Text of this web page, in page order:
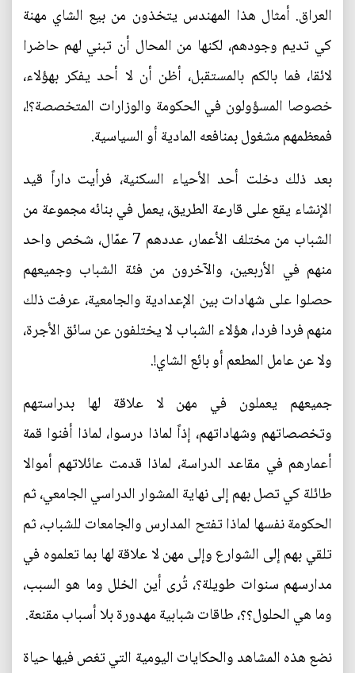
العراق. أمثال هذا المهندس يتخذون من بيع الشاي مهنة
كي تديم وجودهم، لكنها من المحال أن تبني لهم حاضرا
لائقا، فما بالكم بالمستقبل، أظن أن لا أحد يفكر بهؤلاء،
خصوصا المسؤولون في الحكومة والوزارات المتخصصة؟!،
فمعظمهم مشغول بمنافعه المادية أو السياسية.
بعد ذلك دخلت أحد الأحياء السكنية، فرأيت داراً قيد
الإنشاء يقع على قارعة الطريق، يعمل في بنائه مجموعة من
الشباب من مختلف الأعمار، عددهم 7 عمّال، شخص واحد
منهم في الأربعين، والآخرون من فئة الشباب وجميعهم
حصلوا على شهادات بين الإعدادية والجامعية، عرفت ذلك
منهم فردا فردا، هؤلاء الشباب لا يختلفون عن سائق الأجرة،
ولا عن عامل المطعم أو بائع الشاي!.
جميعهم يعملون في مهن لا علاقة لها بدراستهم
وتخصصاتهم وشهاداتهم، إذاً لماذا درسوا، لماذا أفنوا قمة
أعمارهم في مقاعد الدراسة، لماذا قدمت عائلاتهم أموالا
طائلة كي تصل بهم إلى نهاية المشوار الدراسي الجامعي، ثم
الحكومة نفسها لماذا تفتح المدارس والجامعات للشباب، ثم
تلقي بهم إلى الشوارع وإلى مهن لا علاقة لها بما تعلموه في
مدارسهم سنوات طويلة؟، تُرى أين الخلل وما هو السبب،
وما هي الحلول؟؟، طاقات شبابية مهدورة بلا أسباب مقنعة.
نضع هذه المشاهد والحكايات اليومية التي تغص فيها حياة